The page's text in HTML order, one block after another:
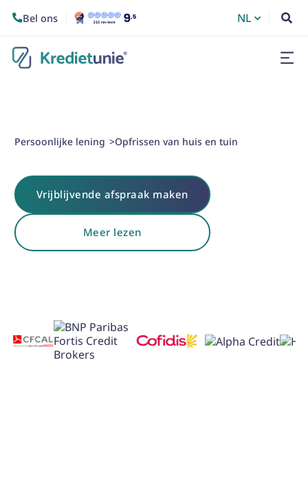
Bel ons NL 
Persoonlijke lening >Opfrissen van huis en tuin
Vrijblijvende afspraak maken
Meer lezen